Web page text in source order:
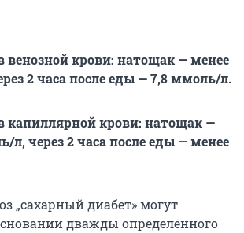
венозной крови: натощак — менее
2 часа после еды — 7,8 ммоль/л.
капиллярной крови: натощак —
л, через 2 часа после еды — менее
„сахарный диабет» могут
дважды определенного